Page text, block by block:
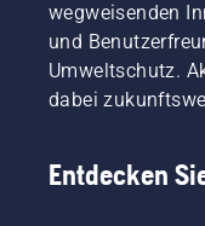
wegweisenden
und
Umweltschutz.
dabei
Entdecken